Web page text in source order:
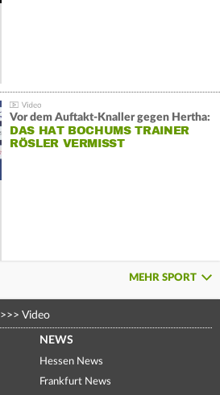
Vor dem Auftakt-Knaller gegen Hertha:
DAS HAT BOCHUMS TRAINER
RÖSLER VERMISST
MEHR SPORT
>>> Video
NEWS
Hessen News
Frankfurt News